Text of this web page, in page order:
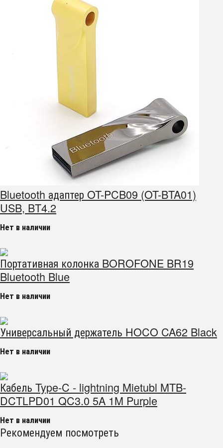
Bluetooth адаптер OT-PCB09 (OT-BTA01)
USB, BT4.2
Нет в наличии
Портативная колонка BOROFONE BR19
Bluetooth Blue
Нет в наличии
Универсальный держатель HOCO CA62 Black
Нет в наличии
Кабель Type-C - lightning Mietubl MTB-
DCTLPD01 QC3.0 5A 1M Purple
Нет в наличии
Рекомендуем посмотреть